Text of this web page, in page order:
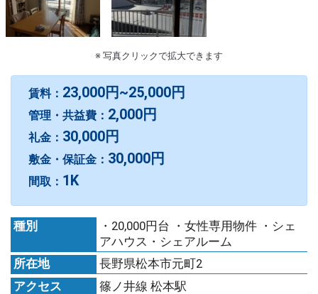
※ 写真クリックで拡大できます
賃料： 23,000円~25,000円
管理・共益費： 2,000円
礼金： 30,000円
敷金・保証金： 30,000円
間取： 1K
種別
・20,000円台 ・女性専用物件 ・シェ
アハウス・シェアルーム
所在地
長野県松本市元町2
アクセス
篠ノ井線 松本駅